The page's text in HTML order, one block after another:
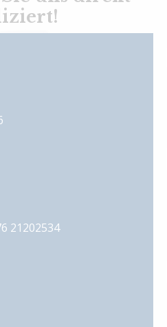
21202534